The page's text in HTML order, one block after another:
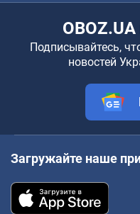
Подписывайтесь,
новостей
Загружайте наше